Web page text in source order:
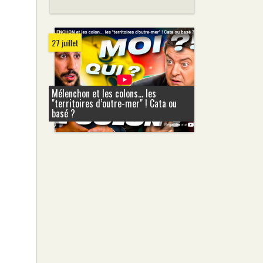
27 juillet
Mélenchon et les colons... les
"territoires d’outre-mer" ! Cata ou
basé ?